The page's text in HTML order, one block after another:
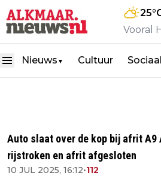
25
Vooral
Nieuws ▼ Cultuur
Auto slaat over de kop bij afrit A9
rijstroken en afrit afgesloten
10 JUL 2025, 16:12•112